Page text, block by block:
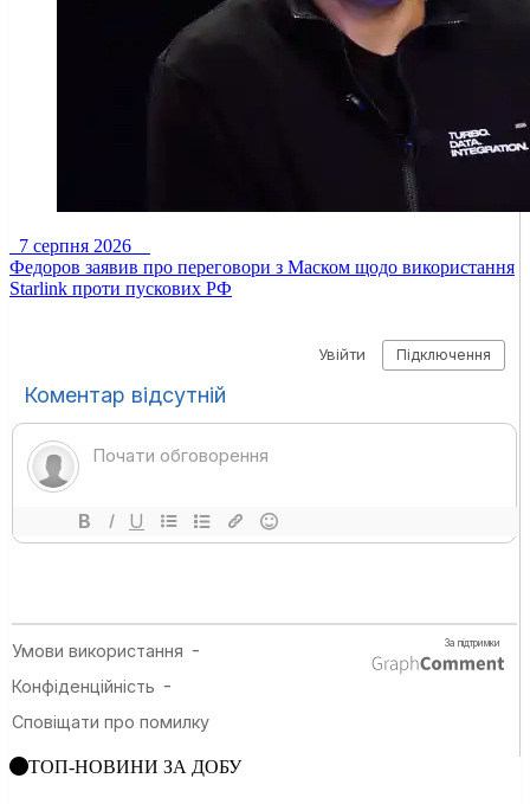
7 серпня 2026
Федоров заявив про переговори з Маском щодо використання
Starlink проти пускових РФ
ТОП-НОВИНИ ЗА ДОБУ